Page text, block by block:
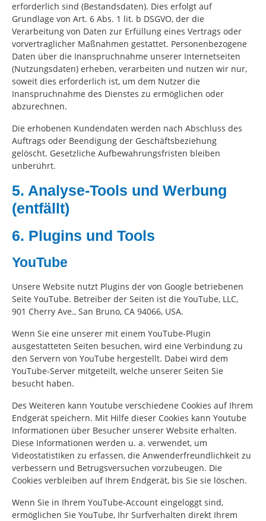
erforderlich sind (Bestandsdaten). Dies erfolgt auf
Grundlage von Art. 6 Abs. 1 lit. b DSGVO, der die
Verarbeitung von Daten zur Erfüllung eines Vertrags oder
vorvertraglicher Maßnahmen gestattet. Personenbezogene
Daten über die Inanspruchnahme unserer Internetseiten
(Nutzungsdaten) erheben, verarbeiten und nutzen wir nur,
soweit dies erforderlich ist, um dem Nutzer die
Inanspruchnahme des Dienstes zu ermöglichen oder
abzurechnen.
Die erhobenen Kundendaten werden nach Abschluss des
Auftrags oder Beendigung der Geschäftsbeziehung
gelöscht. Gesetzliche Aufbewahrungsfristen bleiben
unberührt.
5. Analyse-Tools und Werbung
(entfällt)
6. Plugins und Tools
YouTube
Unsere Website nutzt Plugins der von Google betriebenen
Seite YouTube. Betreiber der Seiten ist die YouTube, LLC,
901 Cherry Ave., San Bruno, CA 94066, USA.
Wenn Sie eine unserer mit einem YouTube-Plugin
ausgestatteten Seiten besuchen, wird eine Verbindung zu
den Servern von YouTube hergestellt. Dabei wird dem
YouTube-Server mitgeteilt, welche unserer Seiten Sie
besucht haben.
Des Weiteren kann Youtube verschiedene Cookies auf Ihrem
Endgerät speichern. Mit Hilfe dieser Cookies kann Youtube
Informationen über Besucher unserer Website erhalten.
Diese Informationen werden u. a. verwendet, um
Videostatistiken zu erfassen, die Anwenderfreundlichkeit zu
verbessern und Betrugsversuchen vorzubeugen. Die
Cookies verbleiben auf Ihrem Endgerät, bis Sie sie löschen.
Wenn Sie in Ihrem YouTube-Account eingeloggt sind,
ermöglichen Sie YouTube, Ihr Surfverhalten direkt Ihrem